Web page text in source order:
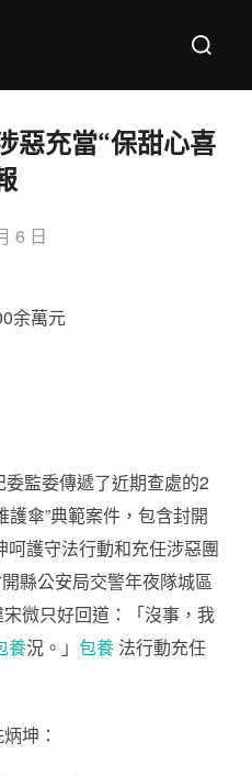
Search
惡充當“保甜心喜
6 日
余萬元
監委傳遞了近期查處的2
護傘”典範案件，包含封開
呵護守法行動和充任涉惡團
縣公安局交警年夜隊城區
微只好回道：「沒事，我
養況。」 包養 法行動充任
坤：